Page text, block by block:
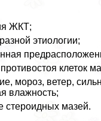
ЖКТ;
этиологии;
клеток
мороз, ветер,
влажность;
стероидных мазей.